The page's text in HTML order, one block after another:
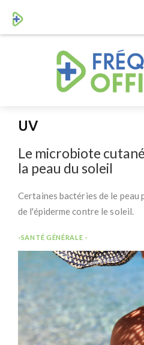
UV
Le microbiote
la peau du soleil
Certaines bactéries de le
de l'épiderme contre le soleil.
-SANTÉ GÉNÉRALE -